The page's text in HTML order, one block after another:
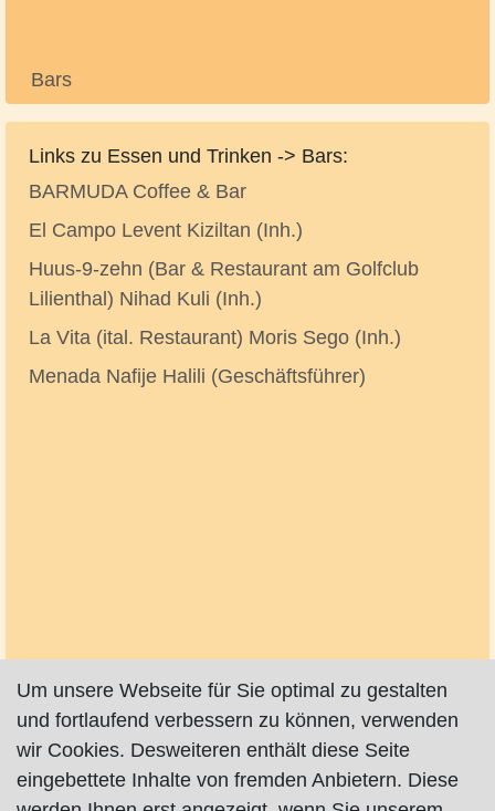
Bars
Links zu Essen und Trinken -> Bars:
BARMUDA Coffee & Bar
El Campo Levent Kiziltan (Inh.)
Huus-9-zehn (Bar & Restaurant am Golfclub
Lilienthal) Nihad Kuli (Inh.)
La Vita (ital. Restaurant) Moris Sego (Inh.)
Menada Nafije Halili (Geschäftsführer)
Um unsere Webseite für Sie optimal zu gestalten
und fortlaufend verbessern zu können, verwenden
wir Cookies. Desweiteren enthält diese Seite
eingebettete Inhalte von fremden Anbietern. Diese